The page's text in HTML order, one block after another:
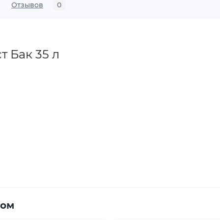
Отзывов 0
Бак 35 л